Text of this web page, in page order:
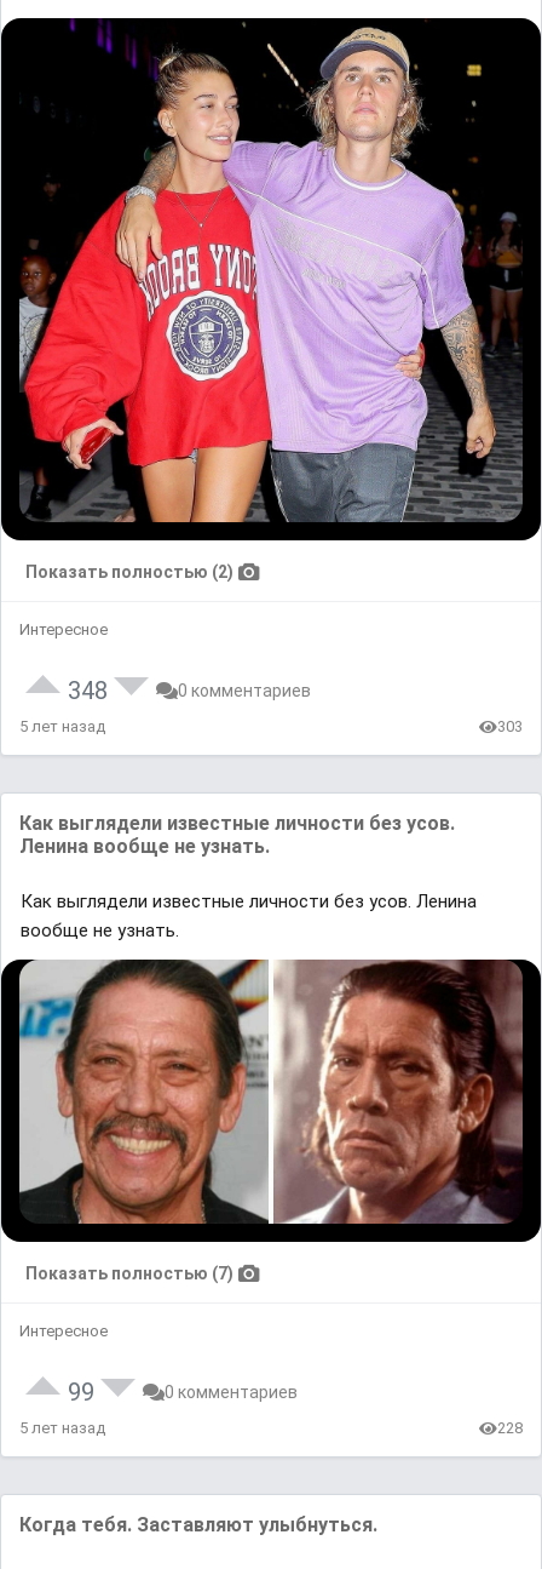
Показать полностью (2)
Интересное
348 0 комментариев
5 лет назад 303
Как выглядели известные личности без усов.
Ленина вообще не узнать.
Как выглядели известные личности без усов. Ленина
вообще не узнать.
Показать полностью (7)
Интересное
99 0 комментариев
5 лет назад 228
Когда тебя. Заставляют улыбнуться.